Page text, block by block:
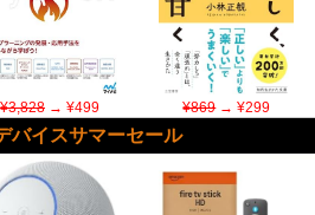
¥3,828→ ¥499 ¥869→ ¥299
バイスサマーセール